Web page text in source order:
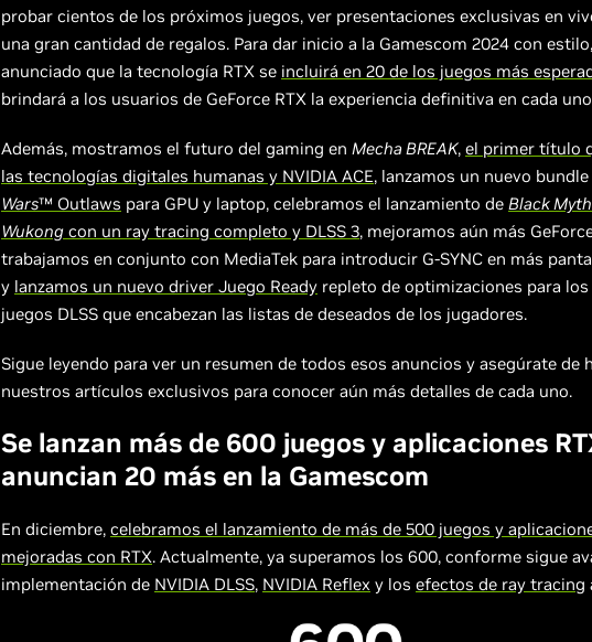
probar cientos de los próximos juegos, ver presentaciones exclusivas en
una gran cantidad de regalos. Para dar inicio a la Gamescom 2024 con
anunciado que la tecnología RTX se incluirá en 20 de los juegos más
brindará a los usuarios de GeForce RTX la experiencia definitiva en cada
Además, mostramos el futuro del gaming en Mecha BREAK, el primer título
las tecnologías digitales humanas y NVIDIA ACE, lanzamos un nuevo
Wars™ Outlaws para GPU y laptop, celebramos el lanzamiento de Black
Wukong con un ray tracing completo y DLSS 3, mejoramos aún más
trabajamos en conjunto con MediaTek para introducir G-SYNC en más
y lanzamos un nuevo driver Juego Ready repleto de optimizaciones para
juegos DLSS que encabezan las listas de deseados de los jugadores.
Sigue leyendo para ver un resumen de todos esos anuncios y asegúrate de
nuestros artículos exclusivos para conocer aún más detalles de cada uno.
Se lanzan más de 600 juegos y aplicaciones
anuncian 20 más en la Gamescom
En diciembre, celebramos el lanzamiento de más de 500 juegos y
mejoradas con RTX. Actualmente, ya superamos los 600, conforme sigue
implementación de NVIDIA DLSS, NVIDIA Reflex y los efectos de ray tracing